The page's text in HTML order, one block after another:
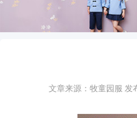
文章来源：牧童园服